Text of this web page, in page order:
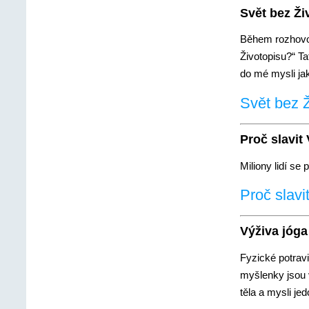
Svět bez
Během
Životopisu?“
do mé mysli
Svět bez
Proč slavit
Miliony lidí se
Proč
Výživa jóga
Fyzické
myšlenky jsou
těla a mysli